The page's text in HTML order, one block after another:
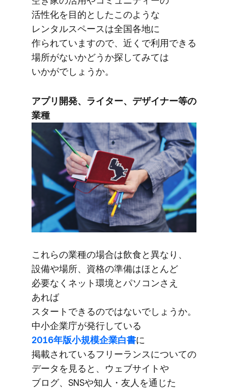
活性化を​目的とした​このような​
レンタルスペースは​全国​各地に​
作られていますので、​近くで​利用できる​
場所が​ないか​どうか探してみては​
いかがでしょうか。
アプリ開発、​ライター、​デザイナー等の​
業種
これらの​業種の​場合は​飲食と​異なり、​
設備や​場所、​資格の​準備は​ほとんど​
必要なく​ネット環境と​パソコンさえ​
あれば​
スタートできるのではないでしょうか。​
中小企業庁が​発行している
2016年版小規模企業白書に​
掲載されている​フリーランスに​ついての​
データを​見ると、​ウェブサイトや​
ブログ、​SNSや​知人・友人を​通じた​